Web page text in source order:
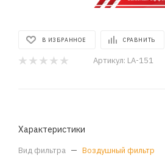
В ИЗБРАННОЕ СРАВНИТЬ
Артикул: LA-151
Характеристики
Вид фильтра — Воздушный фильтр